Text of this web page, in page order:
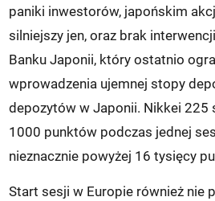
paniki inwestorów, japońskim
silniejszy jen, oraz brak
Banku Japonii, który ostatnio
wprowadzenia ujemnej stopy
depozytów w Japonii. Nikkei 225
1000 punktów podczas jednej
nieznacznie powyżej 16 tysięcy
Start sesji w Europie również nie